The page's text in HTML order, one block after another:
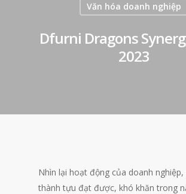
Văn hóa doanh nghiệp
Dfurni Dragons
2023
Nhìn lại hoạt động của doanh
thành tựu đạt được, khó khăn trong